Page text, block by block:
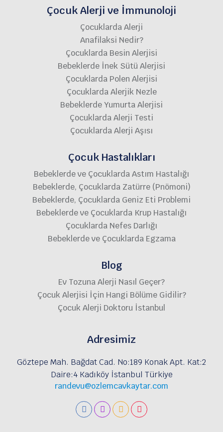
Çocuk Alerji ve İmmunoloji
Çocuklarda Alerji
Anafilaksi Nedir?
Çocuklarda Besin Alerjisi
Bebeklerde İnek Sütü Alerjisi
Çocuklarda Polen Alerjisi
Çocuklarda Alerjik Nezle
Bebeklerde Yumurta Alerjisi
Çocuklarda Alerji Testi
Çocuklarda Alerji Aşısı
Çocuk Hastalıkları
Bebeklerde ve Çocuklarda Astım Hastalığı
Bebeklerde, Çocuklarda Zatürre (Pnömoni)
Bebeklerde, Çocuklarda Geniz Eti Problemi
Bebeklerde ve Çocuklarda Krup Hastalığı
Çocuklarda Nefes Darlığı
Bebeklerde ve Çocuklarda Egzama
Blog
Ev Tozuna Alerji Nasıl Geçer?
Çocuk Alerjisi İçin Hangi Bölüme Gidilir?
Çocuk Alerji Doktoru İstanbul
Adresimiz
Göztepe Mah. Bağdat Cad. No:189 Konak Apt. Kat:2
Daire:4 Kadıköy İstanbul Türkiye
randevu@ozlemcavkaytar.com